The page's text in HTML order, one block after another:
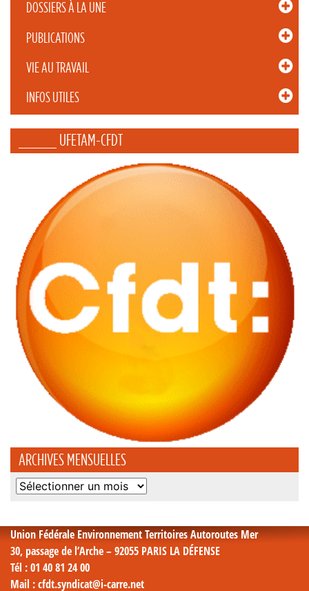
DOSSIERS À LA UNE
PUBLICATIONS
VIE AU TRAVAIL
INFOS UTILES
_____ UFETAM-CFDT
ARCHIVES MENSUELLES
Archives
Union Fédérale Environnement Territoires Autoroutes Mer
30, passage de l’Arche – 92055 PARIS LA DÉFENSE
Tél : 01 40 81 24 00
Mail : cfdt.syndicat@i-carre.net